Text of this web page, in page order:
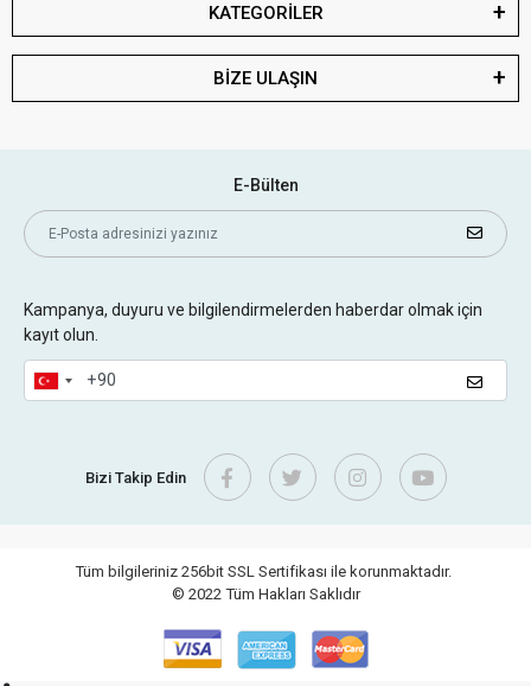
KATEGORİLER
BİZE ULAŞIN
E-Bülten
Kampanya, duyuru ve bilgilendirmelerden haberdar olmak için
kayıt olun.
Bizi Takip Edin
Tüm bilgileriniz 256bit SSL Sertifikası ile korunmaktadır.
© 2022 Tüm Hakları Saklıdır